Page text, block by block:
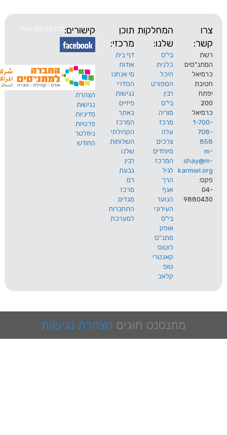
המחלקות
שלנו:
בי"ס
כלנית
היכל
הספורט
רבין
בי"ס
מוריה
מרכז
עלה
צרכים
מיוחדים
המרכז
לגיל
הרך
אגף
הנוער
תוכן
מרכזי:
דף בית
אודות
מי אנחנו
הסדרי
נגישות
פיזיים
באתר
המרכז
הקהילתי
השלוחות
שלנו
רבין
גבעת
רם
מרכז
מגדים
התחברות
למערכת
קישורים:
הצהרת
נגישות
מדיניות
פרטיות
ניוזלטר
החודש
מדיניות הפרטיות
מתנסנט חוגים הצהרת נגישות